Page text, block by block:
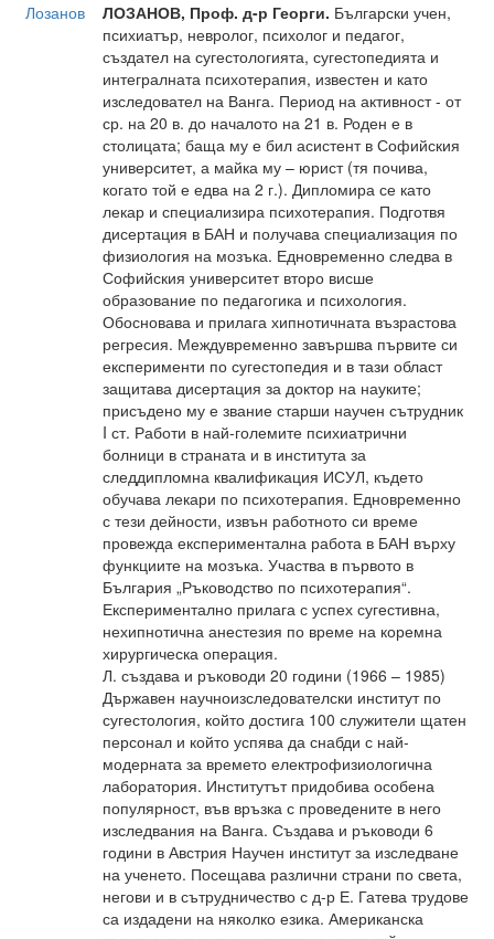
Лозанов
ЛОЗАНОВ, Проф. д-р Георги. Български учен,
психиатър, невролог, психолог и педагог,
създател на сугестологията, сугестопедията и
интегралната психотерапия, известен и като
изследовател на Ванга. Период на активност - от
ср. на 20 в. до началото на 21 в. Роден е в
столицата; баща му е бил асистент в Софийския
университет, а майка му – юрист (тя почива,
когато той е едва на 2 г.). Дипломира се като
лекар и специализира психотерапия. Подготвя
дисертация в БАН и получава специализация по
физиология на мозъка. Едновременно следва в
Софийския университет второ висше
образование по педагогика и психология.
Обосновава и прилага хипнотичната възрастова
регресия. Междувременно завършва първите си
експерименти по сугестопедия и в тази област
защитава дисертация за доктор на науките;
присъдено му е звание старши научен сътрудник
I ст. Работи в най-големите психиатрични
болници в страната и в института за
следдипломна квалификация ИСУЛ, където
обучава лекари по психотерапия. Едновременно
с тези дейности, извън работното си време
провежда експериментална работа в БАН върху
функциите на мозъка. Участва в първото в
България „Ръководство по психотерапия“.
Експериментално прилага с успех сугестивна,
нехипнотична анестезия по време на коремна
хирургическа операция.
Л. създава и ръководи 20 години (1966 – 1985)
Държавен научноизследователски институт по
сугестология, който достига 100 служители щатен
персонал и който успява да снабди с най-
модерната за времето електрофизиологична
лаборатория. Институтът придобива особена
популярност, във връзка с проведените в него
изследвания на Ванга. Създава и ръководи 6
години в Австрия Научен институт за изследване
на ученето. Посещава различни страни по света,
негови и в сътрудничество с д-р Е. Гатева трудове
са издадени на няколко езика. Американска